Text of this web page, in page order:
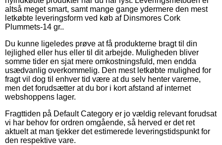
altså meget smart, samt mange gange ydermere den mest
letkøbte leveringsform ved køb af Dinsmores Cork
Plummets-14 gr..
Du kunne ligeledes prøve at få produkterne bragt til din
lejlighed eller hus eller til dit arbejde. Muligheden bliver
somme tider en sjat mere omkostningsfuld, men endda
usædvanlig overkommelig. Den mest letkøbte mulighed for
fragt vil dog til enhver tid være at du selv henter varerne,
men det forudsætter at du bor i kort afstand af internet
webshoppens lager.
Fragttiden på Default Category er jo vældig relevant forudsat
vi har behov for ordren omgående, så herved er det ret
aktuelt at man tjekker det estimerede leveringstidspunkt for
den respektive vare.